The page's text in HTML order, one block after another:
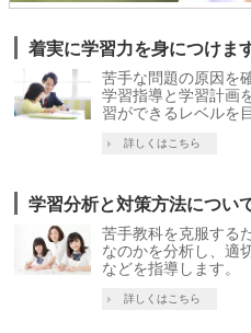
着実に学習力を身につけま
苦手な問題の原因を
学習指導と学習計画
習ができるレベルを
詳しくはこちら
学習分析と対策方法につい
苦手教科を克服する
なのかを分析し、適
などを指導します。
詳しくはこちら